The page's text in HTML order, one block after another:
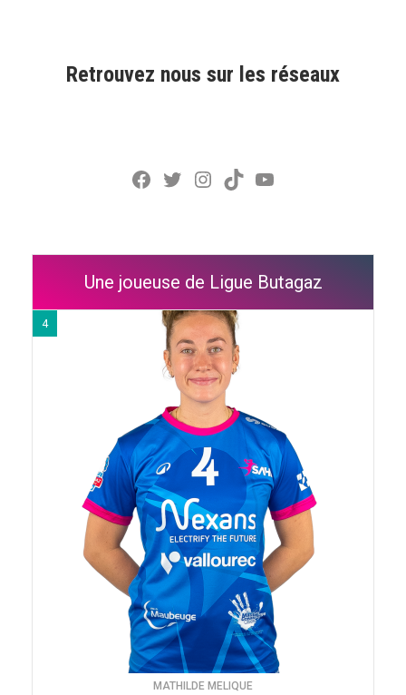
Retrouvez nous sur les réseaux
Facebook
Twitter
Instagram
TikTokYouTube
Une joueuse de Ligue Butagaz
4
MATHILDE MELIQUE